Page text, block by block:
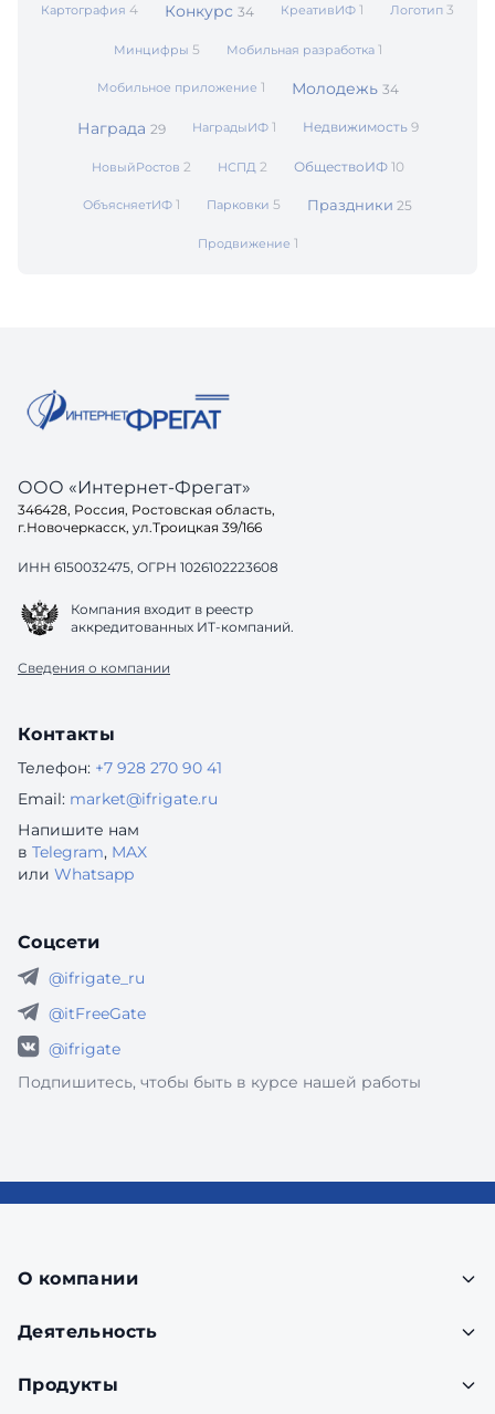
Картография 4 Конкурс 34 КреативИФ 1 Логотип 3
Минцифры 5 Мобильная разработка 1
Мобильное приложение 1 Молодежь 34
Награда 29 НаградыИФ 1 Недвижимость 9
НовыйРостов 2 НСПД 2 ОбществоИФ 10
ОбъясняетИФ 1 Парковки 5 Праздники 25
Продвижение 1
ООО «Интернет-Фрегат»
346428, Россия, Ростовская область,
г.Новочеркасск, ул.Троицкая 39/166
ИНН 6150032475, ОГРН 1026102223608
Компания входит в реестр
аккредитованных ИТ-компаний.
Сведения о компании
Контакты
Телефон: +7 928 270 90 41
Email: market@ifrigate.ru
Напишите нам
в Telegram, MAX
или Whatsapp
Соцсети
@ifrigate_ru
@itFreeGate
@ifrigate
Подпишитесь, чтобы быть в курсе нашей работы
О компании
Деятельность
Продукты